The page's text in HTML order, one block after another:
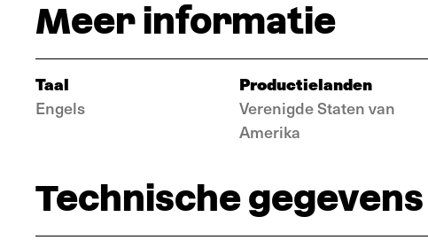
Meer informatie
Taal
Engels
Productielanden
Verenigde Staten van
Amerika
Technische gegevens